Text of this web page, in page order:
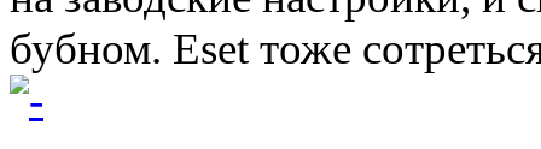
бубном. Eset тоже